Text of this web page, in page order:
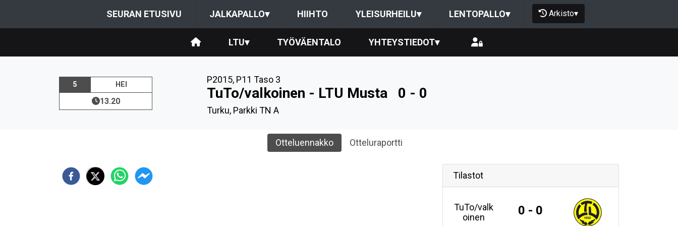
SEURAN ETUSIVU JALKAPALLO▾ HIIHTO YLEISURHEILU▾ LENTOPALLO▾ Arkisto▾
LTU▾ TYÖVÄENTALO YHTEYSTIEDOT▾
5 HEI
13.20
P2015, P11 Taso 3
TuTo/valkoinen - LTU Musta 0 - 0
Turku, Parkki TN A
Otteluennakko Otteluraportti
Tilastot
TuTo/valk
oinen
0 - 0